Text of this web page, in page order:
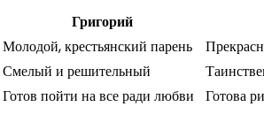
Григорий
Молодой, крестьянский парень
Смелый и решительный
Готов пойти на все ради любви
Готова